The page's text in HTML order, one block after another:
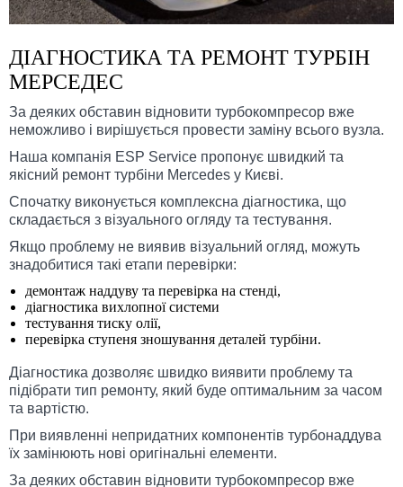
ДІАГНОСТИКА ТА РЕМОНТ ТУРБІН
МЕРСЕДЕС
За деяких обставин відновити турбокомпресор вже
неможливо і вирішується провести заміну всього вузла.
Наша компанія ESP Service пропонує швидкий та
якісний ремонт турбіни Mercedes у Києві.
Спочатку виконується комплексна діагностика, що
складається з візуального огляду та тестування.
Якщо проблему не виявив візуальний огляд, можуть
знадобитися такі етапи перевірки:
демонтаж наддуву та перевірка на стенді,
діагностика вихлопної системи
тестування тиску олії,
перевірка ступеня зношування деталей турбіни.
Діагностика дозволяє швидко виявити проблему та
підібрати тип ремонту, який буде оптимальним за часом
та вартістю.
При виявленні непридатних компонентів турбонаддува
їх замінюють нові оригінальні елементи.
За деяких обставин відновити турбокомпресор вже